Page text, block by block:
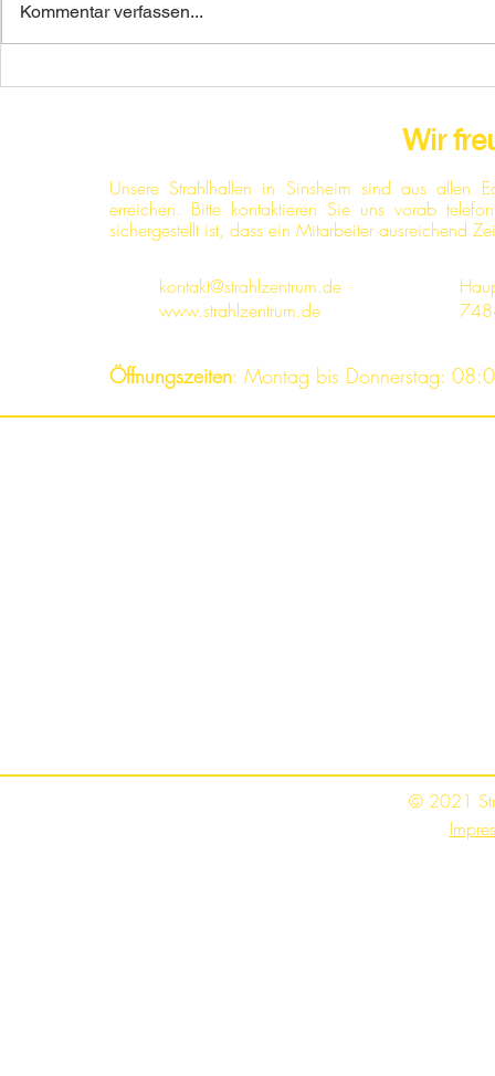
Kommentar verfassen...
Wir
Unsere Strahlhallen in Sinsheim sind aus allen
erreichen. Bitte kontaktieren Sie uns vorab
sichergestellt ist, dass ein Mitarbeiter ausreichend
kontakt@strahlzentrum.de
www.strahlzentrum.de
Öffnungszeiten: Montag bis Donnerstag:
© 2021